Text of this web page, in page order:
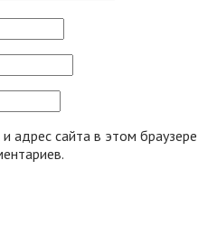
адрес сайта в этом браузере